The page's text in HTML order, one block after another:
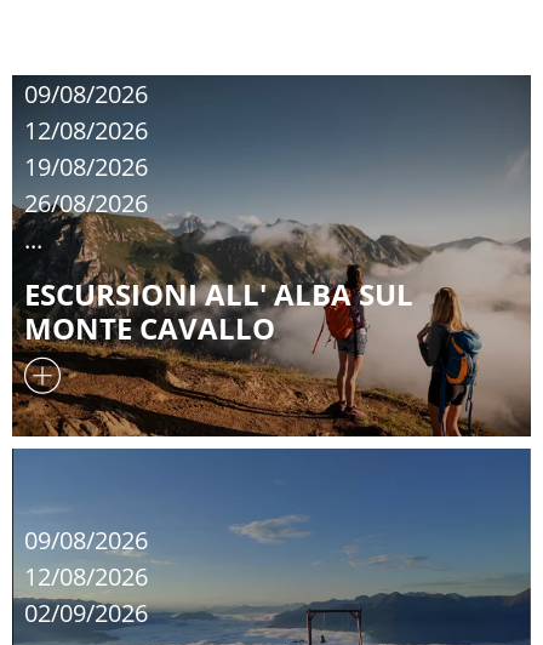
09/08/2026
12/08/2026
19/08/2026
26/08/2026
...
ESCURSIONI ALL' ALBA SUL
MONTE CAVALLO
09/08/2026
12/08/2026
02/09/2026